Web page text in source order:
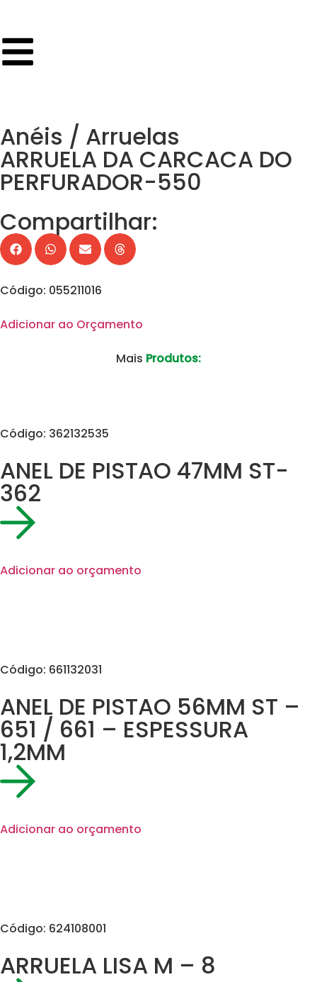
Anéis / Arruelas
ARRUELA DA CARCACA DO
PERFURADOR-550
Compartilhar:
Código: 055211016
Adicionar ao Orçamento
Mais Produtos:
Código: 362132535
ANEL DE PISTAO 47MM ST-
362
Adicionar ao orçamento
Código: 661132031
ANEL DE PISTAO 56MM ST –
651 / 661 – ESPESSURA
1,2MM
Adicionar ao orçamento
Código: 624108001
ARRUELA LISA M – 8